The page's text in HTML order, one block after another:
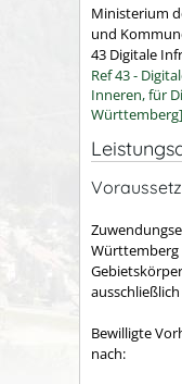
Ministerium
und
43 Digitale
Ref 43 -
Inneren, für
Württemberg]
Bewilligte
nach: